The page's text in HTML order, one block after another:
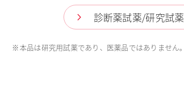
診断薬試薬/研究試薬
※本品は研究用試薬であり、医薬品ではありません。